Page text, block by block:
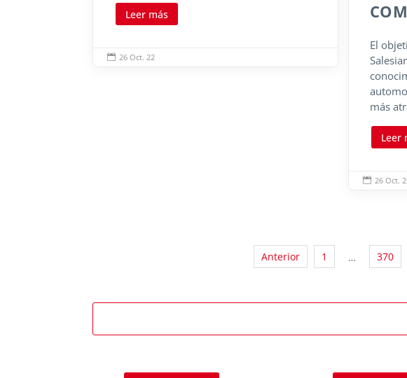
Leer más
 26 Oct. 22
El
más
Leer
 26 Oct.
Anterior 1 … 370